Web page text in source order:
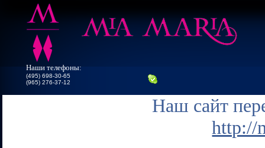
Наши телефоны:
(495) 698-30-65
(965) 276-37-12
Наш сайт
http://